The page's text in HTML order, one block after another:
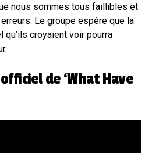
nous sommes tous faillibles et
Le groupe espère que la
qu’ils croyaient voir pourra
de ‘What Have